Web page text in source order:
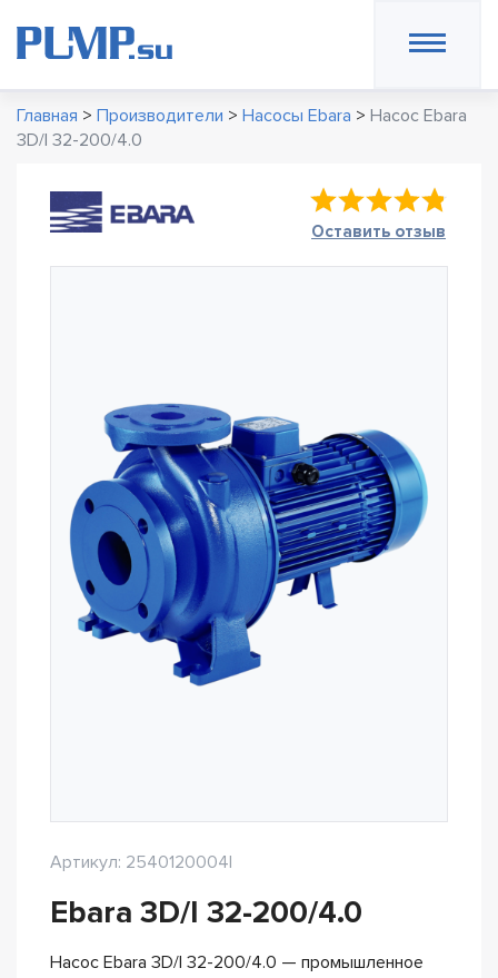
Главная > Производители > Насосы Ebara > Насос Ebara
3D/I 32-200/4.0
Оставить отзыв
Артикул: 2540120004I
Ebara 3D/I 32-200/4.0
Насос Ebara 3D/I 32-200/4.0 — промышленное